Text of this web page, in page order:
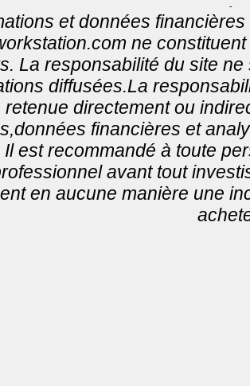
-
et données
ne
La responsabilité du site
diffusées.La
retenue directement ou
financières et
Il est recommandé à toute
avant tout
en aucune manière une